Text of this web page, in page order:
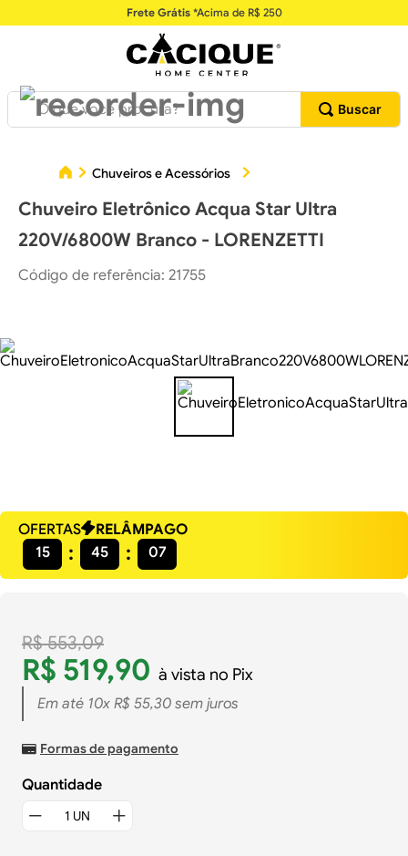
Frete Grátis*Acima de R$ 250
O que você procura?
Chuveiros e Acessórios
Chuveiro Eletrônico Acqua Star Ultra
220V/6800W Branco - LORENZETTI
Código de referência: 21755
OFERTAS
RELÂMPAGO
15
45 06
R$ 553,09
R$ 519,90 à vista no Pix
Em até 10x R$ 55,30sem juros
Formas de pagamento
Quantidade